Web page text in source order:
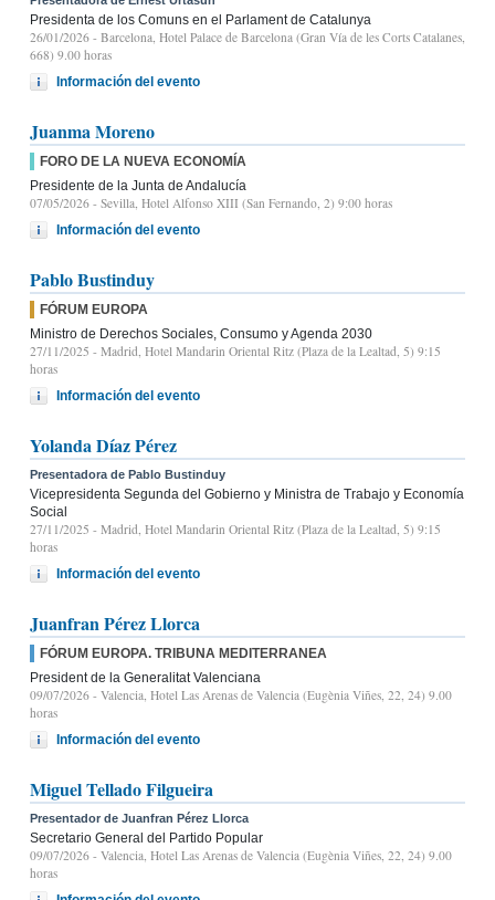
Presidenta de los Comuns en el Parlament de Catalunya
26/01/2026 - Barcelona, Hotel Palace de Barcelona (Gran Vía de les Corts Catalanes,
668) 9.00 horas
Información del evento
Juanma Moreno
FORO DE LA NUEVA ECONOMÍA
Presidente de la Junta de Andalucía
07/05/2026 - Sevilla, Hotel Alfonso XIII (San Fernando, 2) 9:00 horas
Información del evento
Pablo Bustinduy
FÓRUM EUROPA
Ministro de Derechos Sociales, Consumo y Agenda 2030
27/11/2025 - Madrid, Hotel Mandarin Oriental Ritz (Plaza de la Lealtad, 5) 9:15
horas
Información del evento
Yolanda Díaz Pérez
Presentadora de Pablo Bustinduy
Vicepresidenta Segunda del Gobierno y Ministra de Trabajo y Economía
Social
27/11/2025 - Madrid, Hotel Mandarin Oriental Ritz (Plaza de la Lealtad, 5) 9:15
horas
Información del evento
Juanfran Pérez Llorca
FÓRUM EUROPA. TRIBUNA MEDITERRANEA
President de la Generalitat Valenciana
09/07/2026 - Valencia, Hotel Las Arenas de Valencia (Eugènia Viñes, 22, 24) 9.00
horas
Información del evento
Miguel Tellado Filgueira
Presentador de Juanfran Pérez Llorca
Secretario General del Partido Popular
09/07/2026 - Valencia, Hotel Las Arenas de Valencia (Eugènia Viñes, 22, 24) 9.00
horas